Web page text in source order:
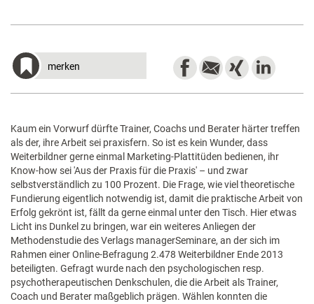
merken
Kaum ein Vorwurf dürfte Trainer, Coachs und Berater härter treffen
als der, ihre Arbeit sei praxisfern. So ist es kein Wunder, dass
Weiterbildner gerne einmal Marketing-Plattitüden bedienen, ihr
Know-how sei 'Aus der Praxis für die Praxis' – und zwar
selbstverständlich zu 100 Prozent. Die Frage, wie viel theoretische
Fundierung eigentlich notwendig ist, damit die praktische Arbeit von
Erfolg gekrönt ist, fällt da gerne einmal unter den Tisch. Hier etwas
Licht ins Dunkel zu bringen, war ein weiteres Anliegen der
Methodenstudie des Verlags managerSeminare, an der sich im
Rahmen einer Online-Befragung 2.478 Weiterbildner Ende 2013
beteiligten. Gefragt wurde nach den psychologischen resp.
psychotherapeutischen Denkschulen, die die Arbeit als Trainer,
Coach und Berater maßgeblich prägen. Wählen konnten die